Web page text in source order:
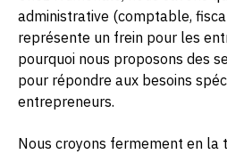
administrative (comptable,
représente un frein pour les
pourquoi nous proposons des
pour répondre aux besoins
entrepreneurs.
Nous croyons fermement en la